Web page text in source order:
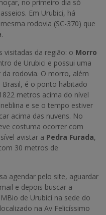
no primeiro dia só
Em Urubici, há
rodovia (SC-370) que
visitadas da região: o Morro
de Urubici e possui uma
rodovia. O morro, além
é o ponto habitado
metros acima do nível
e se o tempo estiver
acima das nuvens. No
costuma ocorrer com
avistar a Pedra Furada,
30 metros de
agendar pelo site, aguardar
e depois buscar a
de Urubici na sede do
na Av Felicíssimo